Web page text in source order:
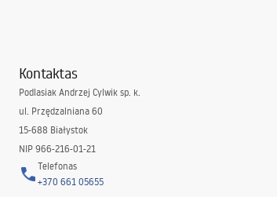
Kontaktas
Podlasiak Andrzej Cylwik sp. k.
ul. Przędzalniana 60
15-688 Białystok
NIP 966-216-01-21
Telefonas
+370 661 05655